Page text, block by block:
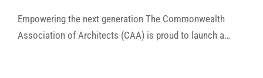
Empowering the next generation The Commonwealth
Association of Architects (CAA) is proud to launch a…